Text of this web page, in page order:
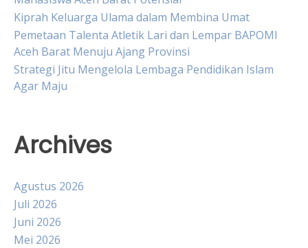
Kiprah Keluarga Ulama dalam Membina Umat
Pemetaan Talenta Atletik Lari dan Lempar BAPOMI
Aceh Barat Menuju Ajang Provinsi
Strategi Jitu Mengelola Lembaga Pendidikan Islam
Agar Maju
Archives
Agustus 2026
Juli 2026
Juni 2026
Mei 2026